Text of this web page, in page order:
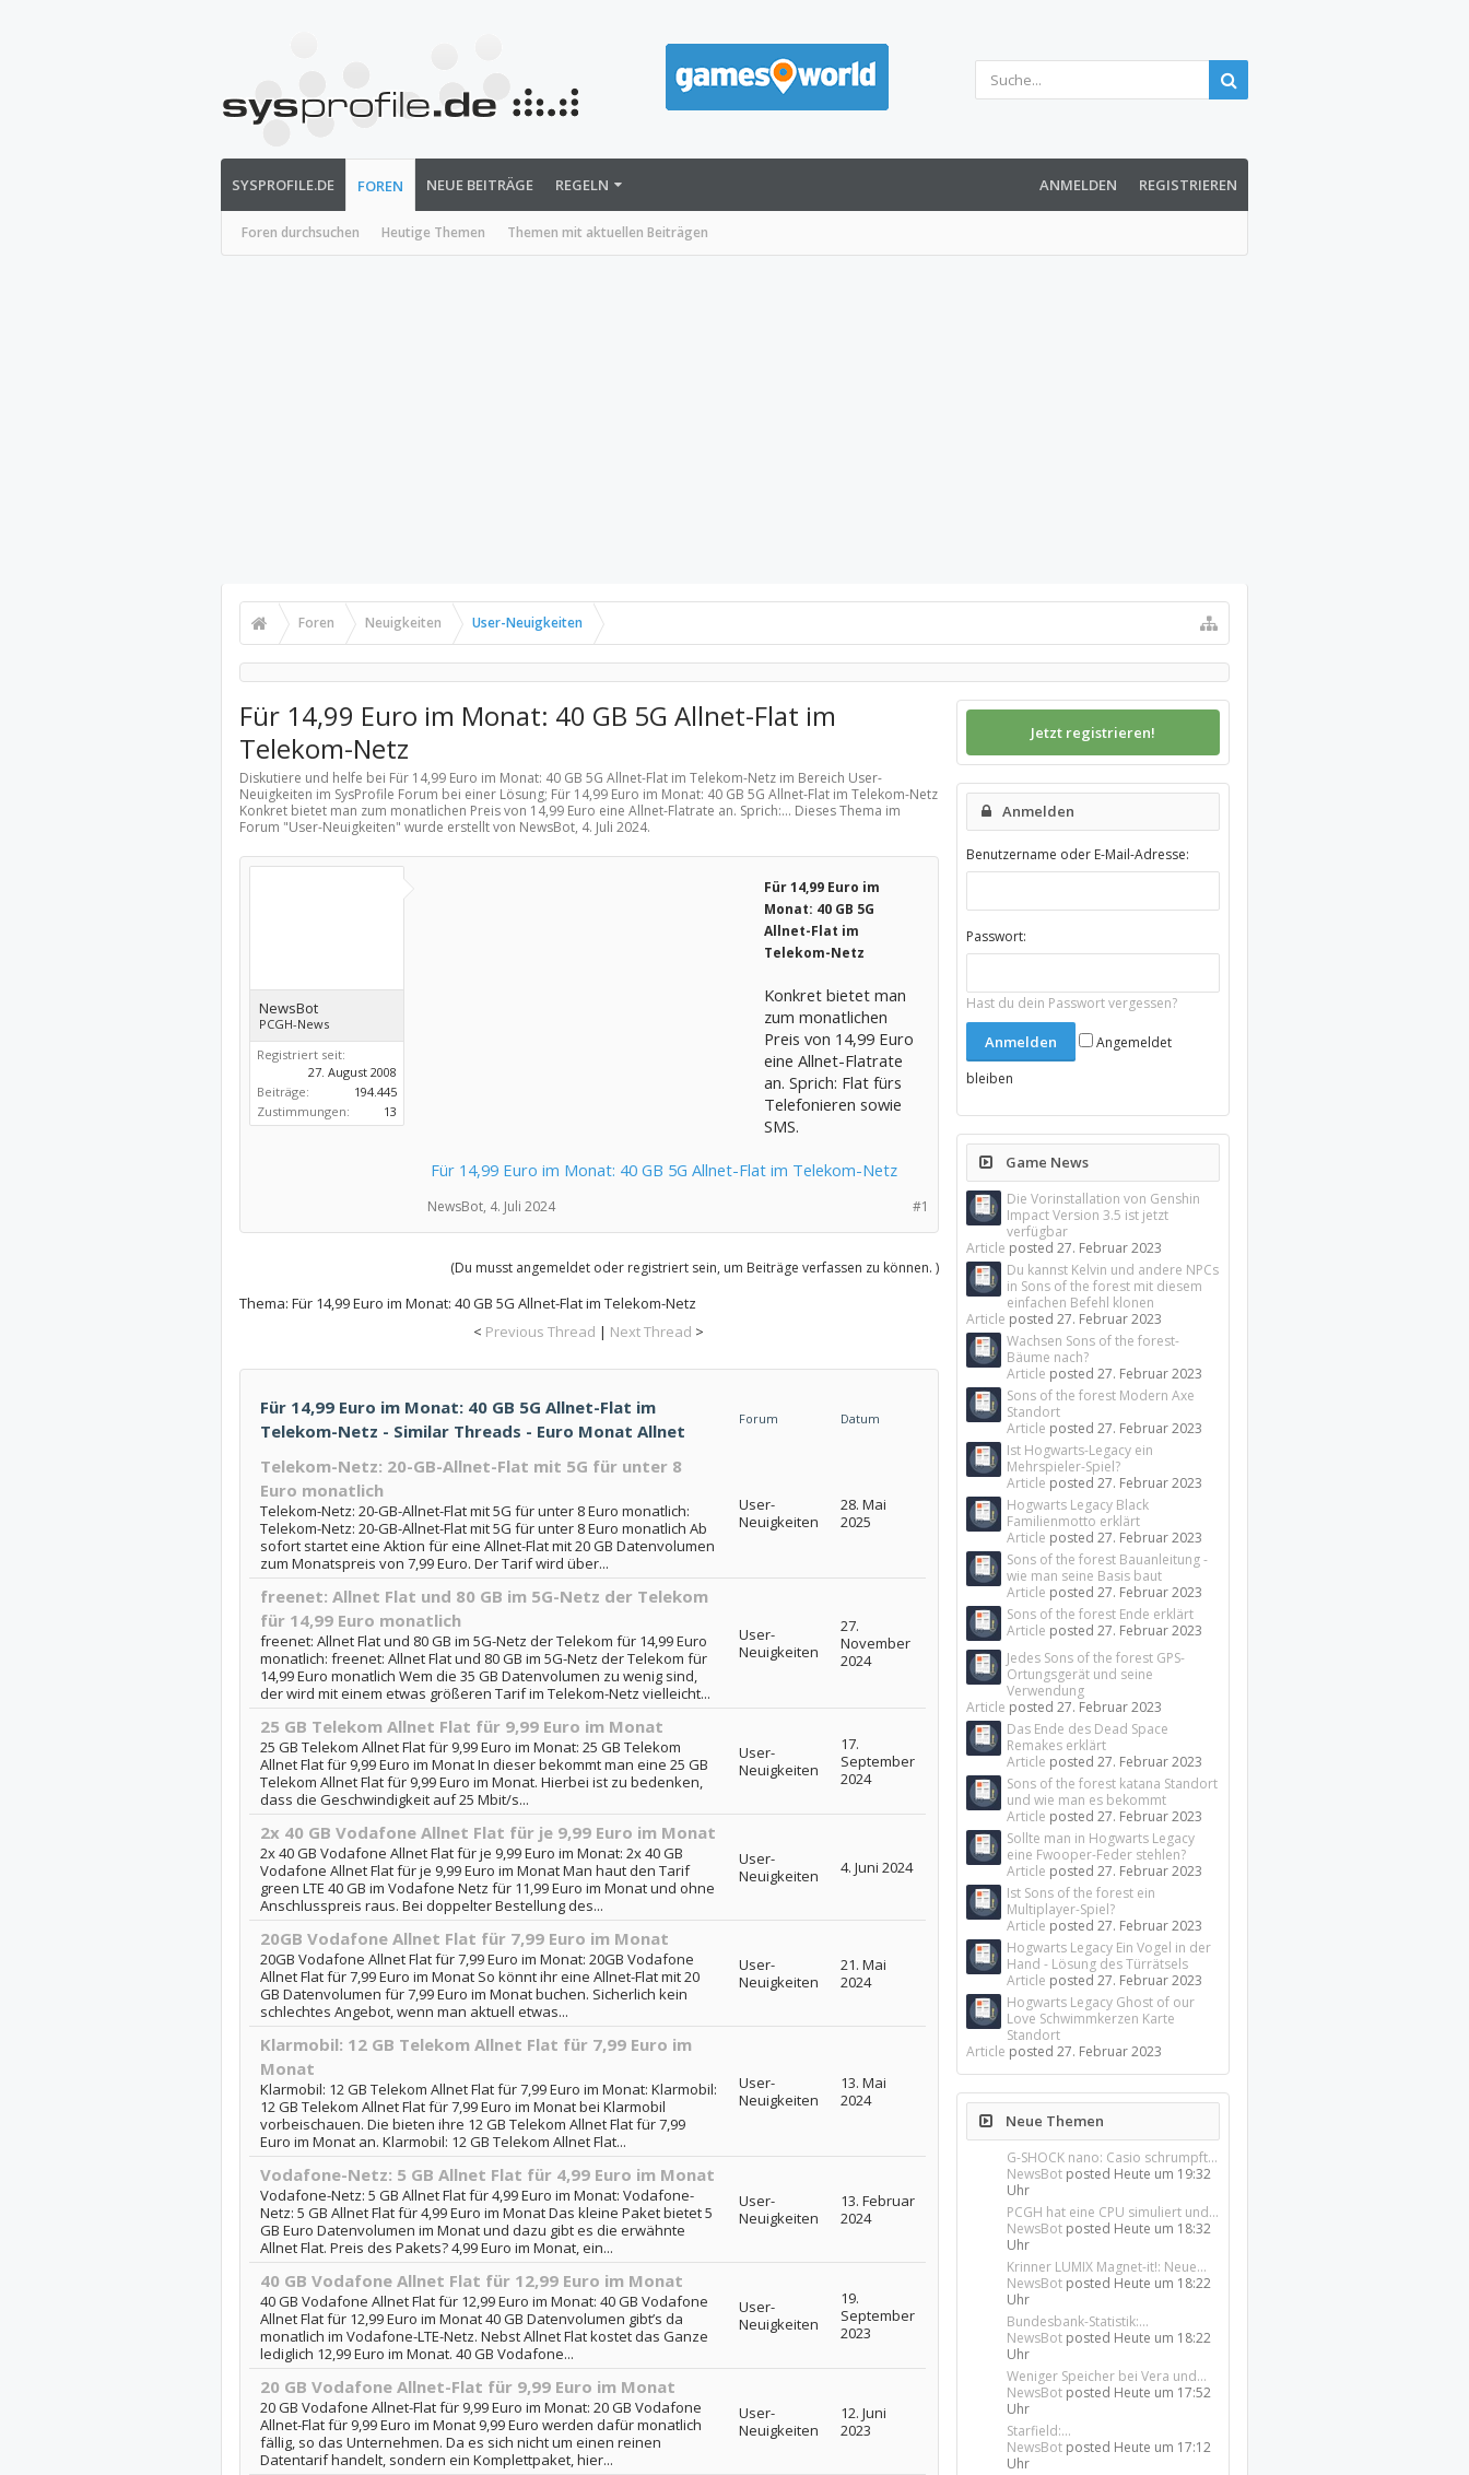
SYSPROFILE.DE FOREN
Foren durchsuchen Heutige Themen Themen mit aktuellen Beiträgen
NEUE BEITRÄGE REGELN ANMELDEN REGISTRIEREN
Foren Neuigkeiten User-Neuigkeiten
Für 14,99 Euro im Monat: 40 GB 5G Allnet-Flat im
Telekom-Netz
Diskutiere und helfe bei Für 14,99 Euro im Monat: 40 GB 5G Allnet-Flat im Telekom-Netz im Bereich User-
Neuigkeiten im SysProfile Forum bei einer Lösung; Für 14,99 Euro im Monat: 40 GB 5G Allnet-Flat im Telekom-Netz
Konkret bietet man zum monatlichen Preis von 14,99 Euro eine Allnet-Flatrate an. Sprich:... Dieses Thema im
Forum "User-Neuigkeiten" wurde erstellt von NewsBot, 4. Juli 2024.
NewsBot
PCGH-News
Registriert seit:
27. August 2008
Beiträge:
194.445
Zustimmungen:
13
Für 14,99 Euro im
Monat: 40 GB 5G
Allnet-Flat im
Telekom-Netz
Konkret bietet man
zum monatlichen
Preis von 14,99 Euro
eine Allnet-Flatrate
an. Sprich: Flat fürs
Telefonieren sowie
SMS.
Für 14,99 Euro im Monat: 40 GB 5G Allnet-Flat im Telekom-Netz
#1
NewsBot, 4. Juli 2024
(Du musst angemeldet oder registriert sein, um Beiträge verfassen zu können. )
Thema: Für 14,99 Euro im Monat: 40 GB 5G Allnet-Flat im Telekom-Netz
< Previous Thread | Next Thread >
Für 14,99 Euro im Monat: 40 GB 5G Allnet-Flat im
Telekom-Netz - Similar Threads - Euro Monat Allnet
Forum Datum
Telekom-Netz: 20-GB-Allnet-Flat mit 5G für unter 8
Euro monatlich
Telekom-Netz: 20-GB-Allnet-Flat mit 5G für unter 8 Euro monatlich:
Telekom-Netz: 20-GB-Allnet-Flat mit 5G für unter 8 Euro monatlich Ab
sofort startet eine Aktion für eine Allnet-Flat mit 20 GB Datenvolumen
zum Monatspreis von 7,99 Euro. Der Tarif wird über...
User-
Neuigkeiten
28. Mai
2025
freenet: Allnet Flat und 80 GB im 5G-Netz der Telekom
für 14,99 Euro monatlich
freenet: Allnet Flat und 80 GB im 5G-Netz der Telekom für 14,99 Euro
monatlich: freenet: Allnet Flat und 80 GB im 5G-Netz der Telekom für
14,99 Euro monatlich Wem die 35 GB Datenvolumen zu wenig sind,
der wird mit einem etwas größeren Tarif im Telekom-Netz vielleicht...
User-
Neuigkeiten
27.
November
2024
25 GB Telekom Allnet Flat für 9,99 Euro im Monat
25 GB Telekom Allnet Flat für 9,99 Euro im Monat: 25 GB Telekom
Allnet Flat für 9,99 Euro im Monat In dieser bekommt man eine 25 GB
Telekom Allnet Flat für 9,99 Euro im Monat. Hierbei ist zu bedenken,
dass die Geschwindigkeit auf 25 Mbit/s...
User-
Neuigkeiten
17.
September
2024
2x 40 GB Vodafone Allnet Flat für je 9,99 Euro im Monat
2x 40 GB Vodafone Allnet Flat für je 9,99 Euro im Monat: 2x 40 GB
Vodafone Allnet Flat für je 9,99 Euro im Monat Man haut den Tarif
green LTE 40 GB im Vodafone Netz für 11,99 Euro im Monat und ohne
Anschlusspreis raus. Bei doppelter Bestellung des...
User-
Neuigkeiten
4. Juni 2024
20GB Vodafone Allnet Flat für 7,99 Euro im Monat
20GB Vodafone Allnet Flat für 7,99 Euro im Monat: 20GB Vodafone
Allnet Flat für 7,99 Euro im Monat So könnt ihr eine Allnet-Flat mit 20
GB Datenvolumen für 7,99 Euro im Monat buchen. Sicherlich kein
schlechtes Angebot, wenn man aktuell etwas...
User-
Neuigkeiten
21. Mai
2024
Klarmobil: 12 GB Telekom Allnet Flat für 7,99 Euro im
Monat
Klarmobil: 12 GB Telekom Allnet Flat für 7,99 Euro im Monat: Klarmobil:
12 GB Telekom Allnet Flat für 7,99 Euro im Monat bei Klarmobil
vorbeischauen. Die bieten ihre 12 GB Telekom Allnet Flat für 7,99
Euro im Monat an. Klarmobil: 12 GB Telekom Allnet Flat...
User-
Neuigkeiten
13. Mai
2024
Vodafone-Netz: 5 GB Allnet Flat für 4,99 Euro im Monat
Vodafone-Netz: 5 GB Allnet Flat für 4,99 Euro im Monat: Vodafone-
Netz: 5 GB Allnet Flat für 4,99 Euro im Monat Das kleine Paket bietet 5
GB Euro Datenvolumen im Monat und dazu gibt es die erwähnte
Allnet Flat. Preis des Pakets? 4,99 Euro im Monat, ein...
User-
Neuigkeiten
13. Februar
2024
40 GB Vodafone Allnet Flat für 12,99 Euro im Monat
40 GB Vodafone Allnet Flat für 12,99 Euro im Monat: 40 GB Vodafone
Allnet Flat für 12,99 Euro im Monat 40 GB Datenvolumen gibt’s da
monatlich im Vodafone-LTE-Netz. Nebst Allnet Flat kostet das Ganze
lediglich 12,99 Euro im Monat. 40 GB Vodafone...
User-
Neuigkeiten
19.
September
2023
20 GB Vodafone Allnet-Flat für 9,99 Euro im Monat
20 GB Vodafone Allnet-Flat für 9,99 Euro im Monat: 20 GB Vodafone
Allnet-Flat für 9,99 Euro im Monat 9,99 Euro werden dafür monatlich
fällig, so das Unternehmen. Da es sich nicht um einen reinen
Datentarif handelt, sondern ein Komplettpaket, hier...
User-
Neuigkeiten
12. Juni
2023
Jetzt registrieren!
Anmelden
Benutzername oder E-Mail-Adresse:
Passwort:
Hast du dein Passwort vergessen?
Angemeldet
bleiben
Game News
Die Vorinstallation von Genshin
Impact Version 3.5 ist jetzt
verfügbar
Article posted27. Februar 2023
Du kannst Kelvin und andere NPCs
in Sons of the forest mit diesem
einfachen Befehl klonen
Article posted27. Februar 2023
Wachsen Sons of the forest-
Bäume nach?
Article posted27. Februar 2023
Sons of the forest Modern Axe
Standort
Article posted27. Februar 2023
Ist Hogwarts-Legacy ein
Mehrspieler-Spiel?
Article posted27. Februar 2023
Hogwarts Legacy Black
Familienmotto erklärt
Article posted27. Februar 2023
Sons of the forest Bauanleitung -
wie man seine Basis baut
Article posted27. Februar 2023
Sons of the forest Ende erklärt
Article posted27. Februar 2023
Jedes Sons of the forest GPS-
Ortungsgerät und seine
Verwendung
Article posted27. Februar 2023
Das Ende des Dead Space
Remakes erklärt
Article posted27. Februar 2023
Sons of the forest katana Standort
und wie man es bekommt
Article posted27. Februar 2023
Sollte man in Hogwarts Legacy
eine Fwooper-Feder stehlen?
Article posted27. Februar 2023
Ist Sons of the forest ein
Multiplayer-Spiel?
Article posted27. Februar 2023
Hogwarts Legacy Ein Vogel in der
Hand - Lösung des Türrätsels
Article posted27. Februar 2023
Hogwarts Legacy Ghost of our
Love Schwimmkerzen Karte
Standort
Article posted27. Februar 2023
Neue Themen
G-SHOCK nano: Casio schrumpft...
NewsBot posted Heute um 19:32
Uhr
PCGH hat eine CPU simuliert und...
NewsBot posted Heute um 18:32
Uhr
Krinner LUMIX Magnet-it!: Neue...
NewsBot posted Heute um 18:22
Uhr
Bundesbank-Statistik:...
NewsBot posted Heute um 18:22
Uhr
Weniger Speicher bei Vera und...
NewsBot posted Heute um 17:52
Uhr
Starfield:...
NewsBot posted Heute um 17:12
Uhr